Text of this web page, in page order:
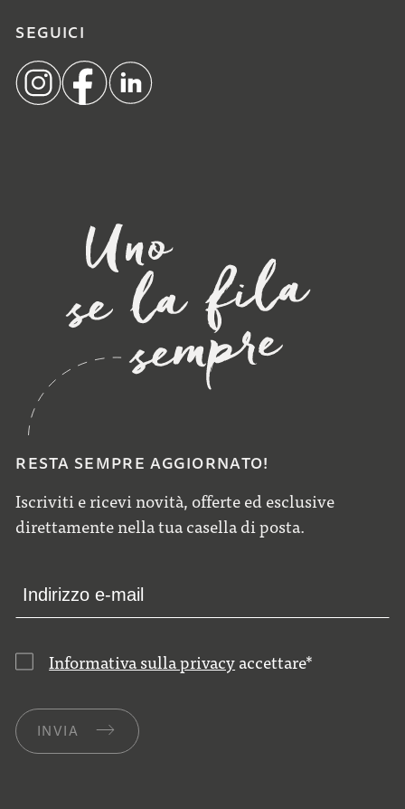
RESTA SEMPRE AGGIORNATO!
Iscriviti e ricevi novità, offerte ed esclusive
direttamente nella tua casella di posta.
Informativa sulla privacy accettare*
INVIA
SEGUICI